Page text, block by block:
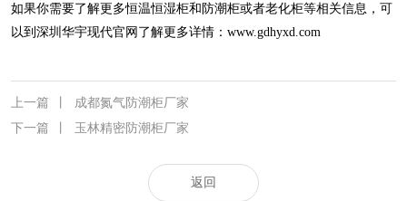
如果你需要了解更多恒温恒湿柜和防潮柜或者老化柜等相关信息，可
以到深圳华宇现代官网了解更多详情： www.gdhyxd.com
上一篇
成都氮气防潮柜厂家
下一篇
玉林精密防潮柜厂家
返回